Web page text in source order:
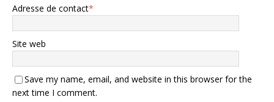
Adresse de contact*
Site web
Save my name, email, and website in this browser for the
next time I comment.